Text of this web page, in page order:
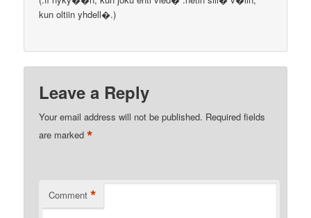
kun oltiin yhdell�.)
Leave a Reply
Your email address will not be published. Required fields
are marked*
Comment *